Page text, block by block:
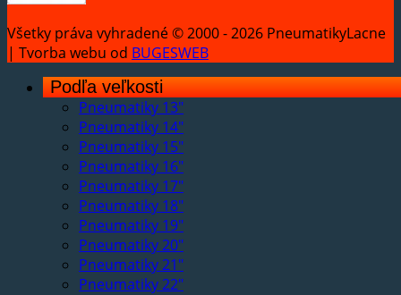
Všetky práva vyhradené © 2000 - 2026 PneumatikyLacne
| Tvorba webu od BUGESWEB
Podľa veľkosti
Pneumatiky 13"
Pneumatiky 14"
Pneumatiky 15"
Pneumatiky 16"
Pneumatiky 17"
Pneumatiky 18"
Pneumatiky 19"
Pneumatiky 20"
Pneumatiky 21"
Pneumatiky 22"